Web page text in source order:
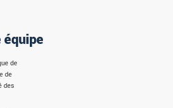
équipe
de
de
des